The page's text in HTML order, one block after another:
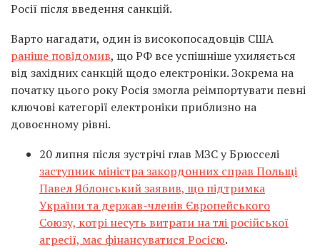
Росії після введення санкцій.
Варто нагадати, один із високопосадовців США
раніше повідомив, що РФ все успішніше ухиляється
від західних санкцій щодо електроніки. Зокрема на
початку цього року Росія змогла реімпортувати певні
ключові категорії електроніки приблизно на
довоєнному рівні.
20 липня після зустрічі глав МЗС у Брюсселі
заступник міністра закордонних справ Польщі
Павел Яблонський заявив, що підтримка
України та держав-членів Європейського
Союзу, котрі несуть витрати на тлі російської
агресії, має фінансуватися Росією.